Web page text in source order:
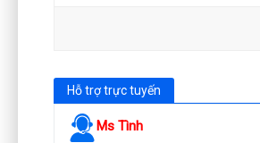
Hỗ trợ trực tuyến
Ms Tình